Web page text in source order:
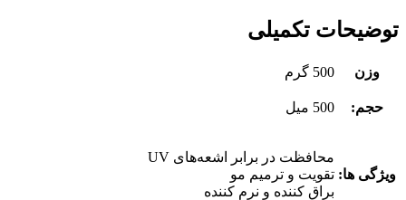
توضیحات تکمیلی
وزن 500 گرم
حجم: 500 میل
ویژگی ها:
محافظت در برابر اشعه‌های UV
تقویت و ترمیم مو
براق کننده و نرم کننده